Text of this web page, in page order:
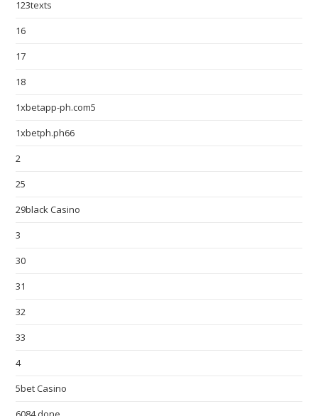
123texts
16
17
18
1xbetapp-ph.com5
1xbetph.ph66
2
25
29black Casino
3
30
31
32
33
4
5bet Casino